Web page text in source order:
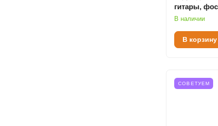
гитары,
бронза, 11-52
В наличии
В корзину
СОВЕТУЕМ